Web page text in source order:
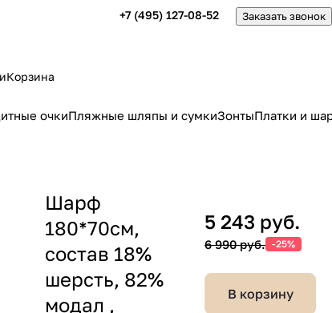
+7 (495) 127-08-52 Заказать звонок
Корзина
очкиПляжные шляпы и сумкиЗонтыПлатки и
Шарф
180*70см,
состав 18%
шерсть, 82%
модал ,
5 243 руб.
6 990 руб. -25%
В корзину